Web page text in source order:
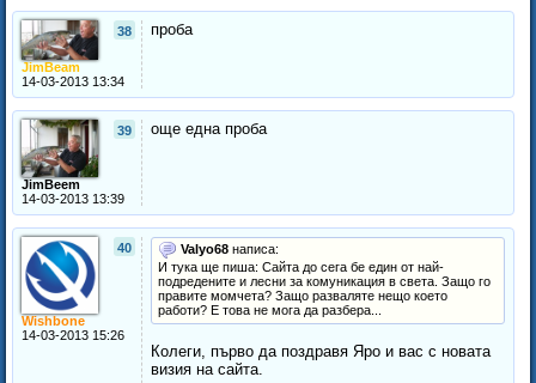
38
JimBeam
14-03-2013 13:34
проба
39
JimBeem
14-03-2013 13:39
още една проба
40
Wishbone
14-03-2013 15:26
Valyo68 написа:
И тука ще пиша: Сайта до сега бе един от най-
подредените и лесни за комуникация в света. Защо го
правите момчета? Защо разваляте нещо което
работи? Е това не мога да разбера...
Колеги, първо да поздравя Яро и вас с новата
визия на сайта.